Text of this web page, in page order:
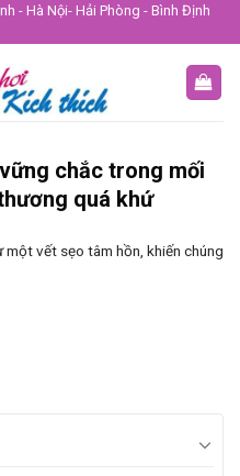
- Hà Nội- Hải Phòng - Bình Định
chắc trong mối
quá khứ
vết sẹo tâm hồn, khiến chúng